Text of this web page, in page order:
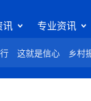
讯 专业资讯
这就是信心 乡村